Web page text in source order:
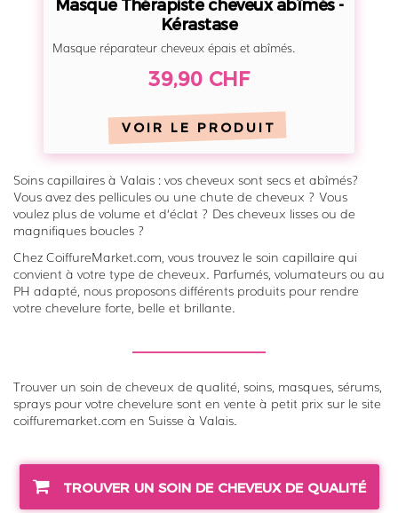
n
e
L
o
t
u
s
F
l
o
e
r
t
h
e
v
e
u
x
a
î
m
é
K
é
r
s
t
Masque Thérapiste cheveux abîmés -
Kérastase
Masque réparateur cheveux épais et abîmés.
39,90 CHF
VOIR LE PRODUIT
Soins capillaires à Valais : vos cheveux sont secs et abîmés?
Vous avez des pellicules ou une chute de cheveux ? Vous
voulez plus de volume et d‘éclat ? Des cheveux lisses ou de
magnifiques boucles ?
Chez CoiffureMarket.com, vous trouvez le soin capillaire qui
convient à votre type de cheveux. Parfumés, volumateurs ou au
PH adapté, nous proposons différents produits pour rendre
votre chevelure forte, belle et brillante.
Trouver un soin de cheveux de qualité, soins, masques, sérums,
sprays pour votre chevelure sont en vente à petit prix sur le site
coiffuremarket.com en Suisse à Valais.
TROUVER UN SOIN DE CHEVEUX DE QUALITÉ